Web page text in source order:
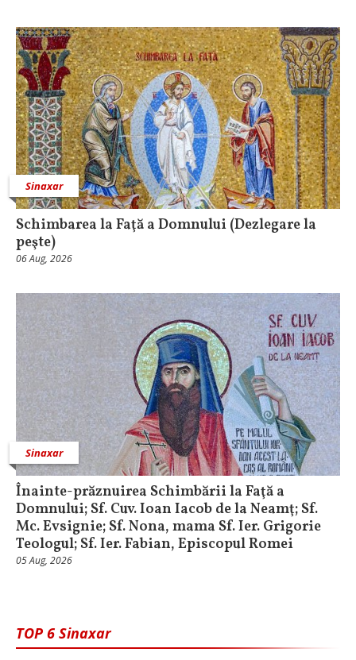
Sinaxar
Schimbarea la Faţă a Domnului (Dezlegare la
peşte)
06 Aug, 2026
Sinaxar
Înainte-prăznuirea Schimbării la Faţă a
Domnului; Sf. Cuv. Ioan Iacob de la Neamţ; Sf.
Mc. Evsignie; Sf. Nona, mama Sf. Ier. Grigorie
Teologul; Sf. Ier. Fabian, Episcopul Romei
05 Aug, 2026
TOP 6 Sinaxar